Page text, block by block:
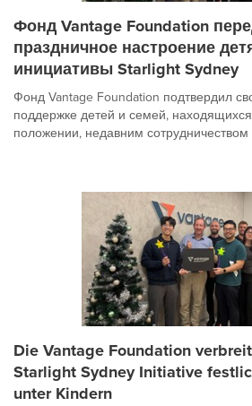
Фонд Vantage Foundation
праздничное настроение
инициативы Starlight Sydney
Фонд Vantage Foundation подтвердил
поддержке детей и семей,
положении, недавним сотрудничеством
Die Vantage Foundation
Starlight Sydney Initiative
unter Kindern